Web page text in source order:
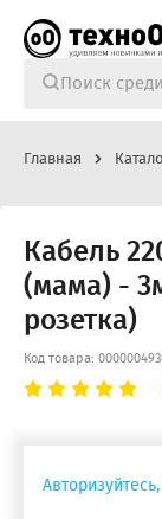
Главная
Кабель
(мама) -
розетка)
Код товара:
Авторизуйтесь,